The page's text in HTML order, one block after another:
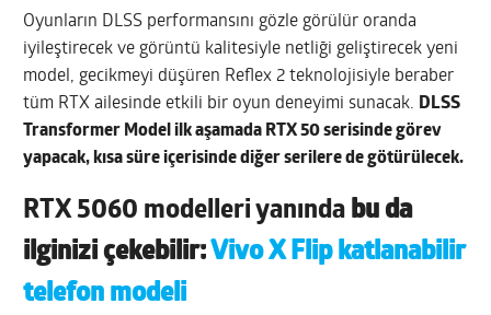
Oyunların DLSS performansını gözle görülür oranda
iyileştirecek ve görüntü kalitesiyle netliği geliştirecek yeni
model, gecikmeyi düşüren Reflex 2 teknolojisiyle beraber
tüm RTX ailesinde etkili bir oyun deneyimi sunacak. DLSS
Transformer Model ilk aşamada RTX 50 serisinde görev
yapacak, kısa süre içerisinde diğer serilere de götürülecek.
RTX 5060 modelleri yanında bu da
ilginizi çekebilir: Vivo X Flip katlanabilir
telefon modeli